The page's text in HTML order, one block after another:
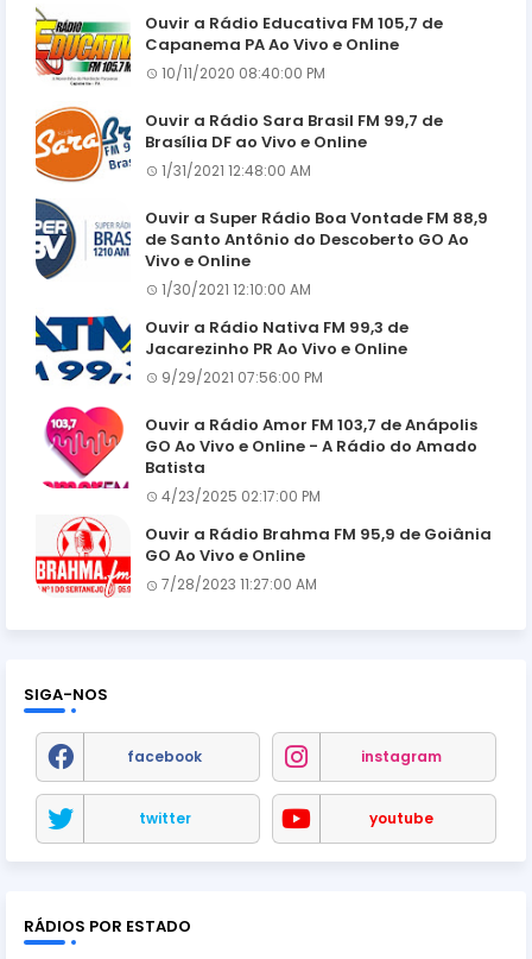
Ouvir a Rádio Educativa FM 105,7 de
Capanema PA Ao Vivo e Online
10/11/2020 08:40:00 PM
Ouvir a Rádio Sara Brasil FM 99,7 de
Brasília DF ao Vivo e Online
1/31/2021 12:48:00 AM
Ouvir a Super Rádio Boa Vontade FM 88,9
de Santo Antônio do Descoberto GO Ao
Vivo e Online
1/30/2021 12:10:00 AM
Ouvir a Rádio Nativa FM 99,3 de
Jacarezinho PR Ao Vivo e Online
9/29/2021 07:56:00 PM
Ouvir a Rádio Amor FM 103,7 de Anápolis
GO Ao Vivo e Online - A Rádio do Amado
Batista
4/23/2025 02:17:00 PM
Ouvir a Rádio Brahma FM 95,9 de Goiânia
GO Ao Vivo e Online
7/28/2023 11:27:00 AM
SIGA-NOS
facebook instagram
twitter youtube
RÁDIOS POR ESTADO